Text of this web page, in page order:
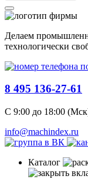
Делаем
технологически
8 495 136-27-61
С 9:00 до 18:00
info@machindex.ru
Каталог